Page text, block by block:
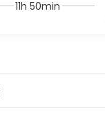
11h 50min